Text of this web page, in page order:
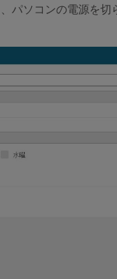
パソコンの電源を切